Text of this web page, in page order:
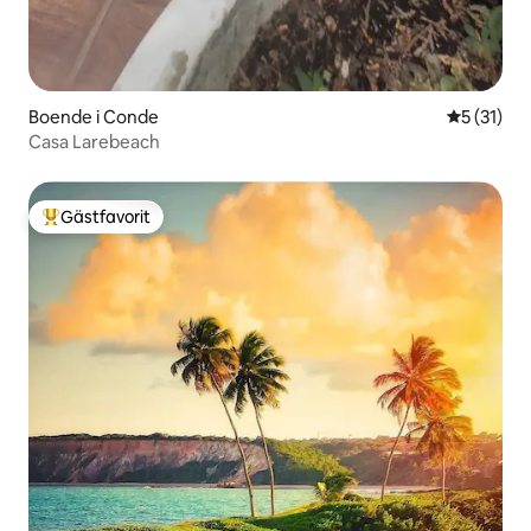
Boende i Conde 5 av 5 i
5 (31)
Casa Larebeach
Populär gästfavorit
Gästfavorit